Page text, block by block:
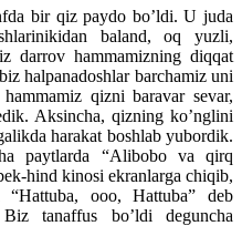
bir qiz paydo bo’ldi. U juda
baland, oq yuzli,
darrov hammamizning diqqat
halpanadoshlar barchamiz uni
qizni baravar sevar,
Aksincha, qizning ko’nglini
harakat boshlab yubordik.
paytlarda “Alibobo va qirq
hind kinosi ekranlarga chiqib,
“Hattuba, ooo, Hattuba” deb
tanaffus bo’ldi deguncha